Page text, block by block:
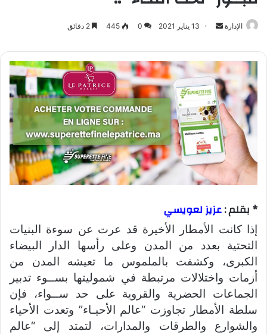
الإدارة
أرسل
إلكترونيا
13 يناير 2021 0
445
* بقلم :عزيز لعويسي
إذا كانت الأمطار الأخيرة قد عرت عن سوءة البنيات
التحتية بعدد من المدن وعلى رأسها الدار البيضاء
الكبرى، وكشفت بالملموس ما تعيشه المدن من
أزمات واختلالات مرتبطة في شموليتها بســوء تدبير
الجماعات الحضرية والقروية على حد ســواء، فإن
سلطة الأمطار تجاوزت “عالم الأحيـاء” وتعدت الأحياء
والشوارع والطرقات والمدارات، لتمتد إلى “عالم